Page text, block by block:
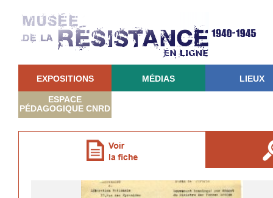
EXPOSITIONS MÉDIAS LIEUX
ESPACE
PÉDAGOGIQUE CNRD